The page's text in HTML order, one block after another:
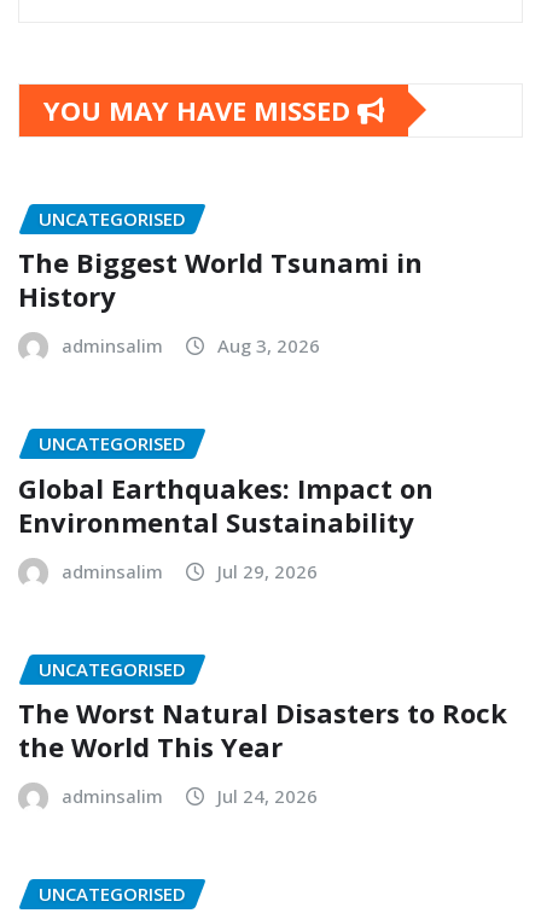
YOU MAY HAVE MISSED
UNCATEGORISED
The Biggest World Tsunami in
History
adminsalim Aug 3, 2026
UNCATEGORISED
Global Earthquakes: Impact on
Environmental Sustainability
adminsalim Jul 29, 2026
UNCATEGORISED
The Worst Natural Disasters to Rock
the World This Year
adminsalim Jul 24, 2026
UNCATEGORISED